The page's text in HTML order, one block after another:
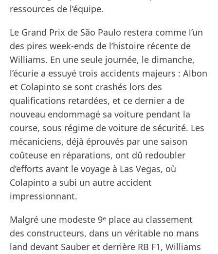
ressources de l’équipe.
Le Grand Prix de São Paulo restera comme l’un
des pires week-ends de l’histoire récente de
Williams. En une seule journée, le dimanche,
l’écurie a essuyé trois accidents majeurs : Albon
et Colapinto se sont crashés lors des
qualifications retardées, et ce dernier a de
nouveau endommagé sa voiture pendant la
course, sous régime de voiture de sécurité. Les
mécaniciens, déjà éprouvés par une saison
coûteuse en réparations, ont dû redoubler
d’efforts avant le voyage à Las Vegas, où
Colapinto a subi un autre accident
impressionnant.
Malgré une modeste 9ᵉ place au classement
des constructeurs, dans un véritable no mans
land devant Sauber et derrière RB F1, Williams